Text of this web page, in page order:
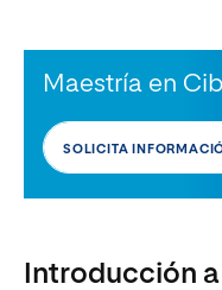
Maestría en
SOLICITA
Introducción